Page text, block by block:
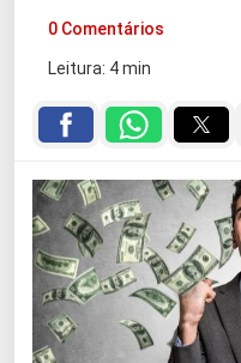
0 Comentários
Leitura: 4 min